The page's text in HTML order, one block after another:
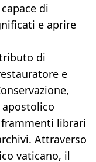
di
e aprire
di
e
apostolico
librari
Attraverso
vaticano, il